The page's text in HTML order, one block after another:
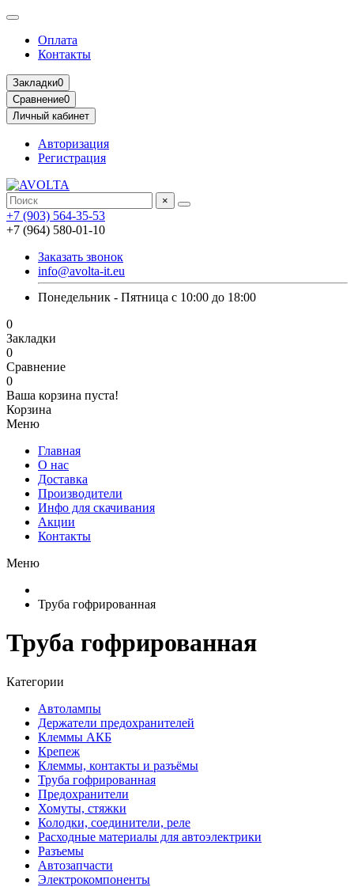
Оплата
Контакты
Закладки0
Сравнение0
Личный кабинет
Авторизация
Регистрация
×
+7 (903) 564-35-53
+7 (964) 580-01-10
Заказать звонок
info@avolta-it.eu
Понедельник - Пятница с 10:00 до 18:00
0
Закладки
0
Сравнение
0
Ваша корзина пуста!
Корзина
Меню
Главная
О нас
Доставка
Производители
Инфо для скачивания
Акции
Контакты
Меню
Труба гофрированная
Труба гофрированная
Категории
Автолампы
Держатели предохранителей
Клеммы АКБ
Крепеж
Клеммы, контакты и разъёмы
Труба гофрированная
Предохранители
Хомуты, стяжки
Колодки, соединители, реле
Расходные материалы для автоэлектрики
Разъемы
Автозапчасти
Электрокомпоненты